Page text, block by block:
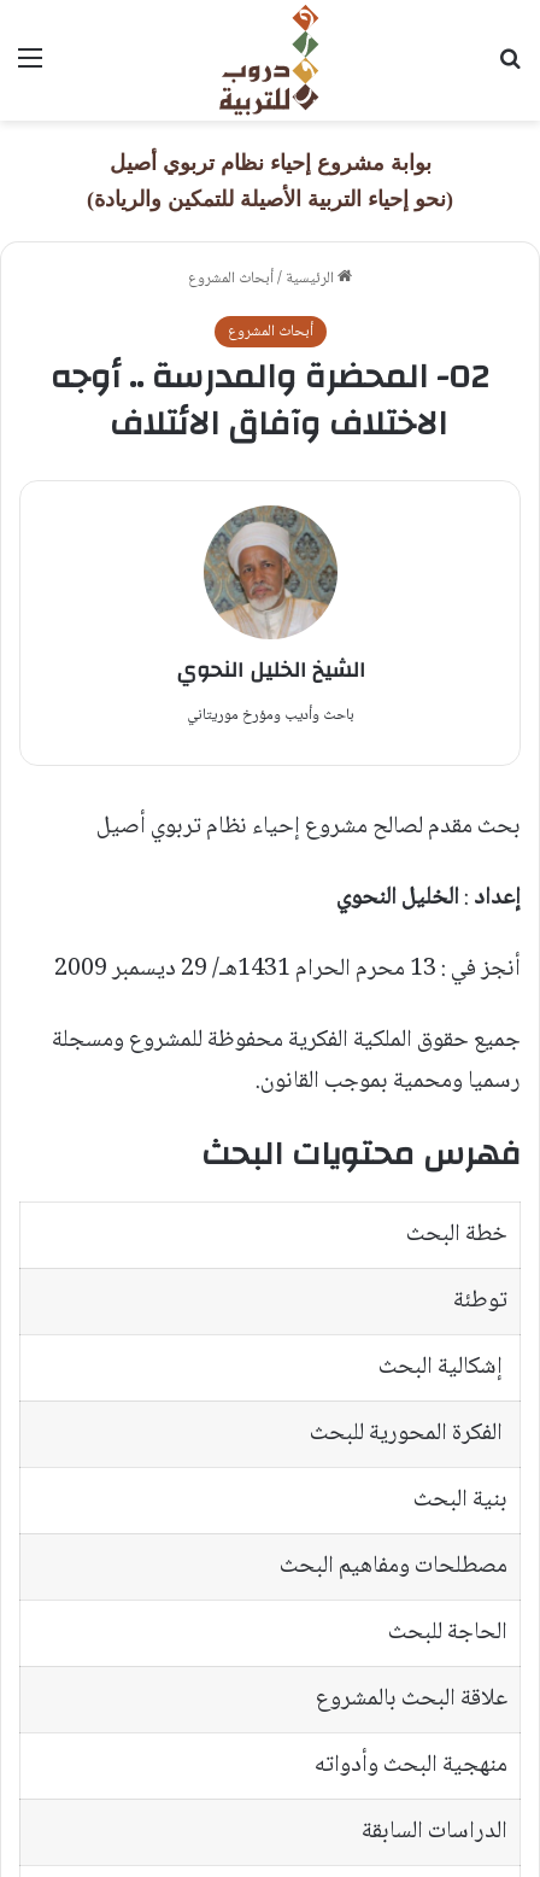
بوابة مشروع إحياء نظام تربوي أصيل
(نحو إحياء التربية الأصيلة للتمكين والريادة)
الرئيسية/أبحاث المشروع
أبحاث المشروع
02- المحضرة والمدرسة .. أوجه
الاختلاف وآفاق الائتلاف
الشيخ الخليل النحوي
باحث وأديب ومؤرخ موريتاني
بحث مقدم لصالح مشروع إحياء نظام تربوي أصيل
إعداد:الخليل النحوي
أنجز في : 13 محرم الحرام 1431هـ/ 29 ديسمبر 2009
جميع حقوق الملكية الفكرية محفوظة للمشروع ومسجلة
رسميا ومحمية بموجب القانون.
فهرس محتويات البحث
خطة البحث
توطئة
إشكالية البحث
الفكرة المحورية للبحث
بنية البحث
مصطلحات ومفاهيم البحث
الحاجة للبحث
علاقة البحث بالمشروع
منهجية البحث وأدواته
الدراسات السابقة